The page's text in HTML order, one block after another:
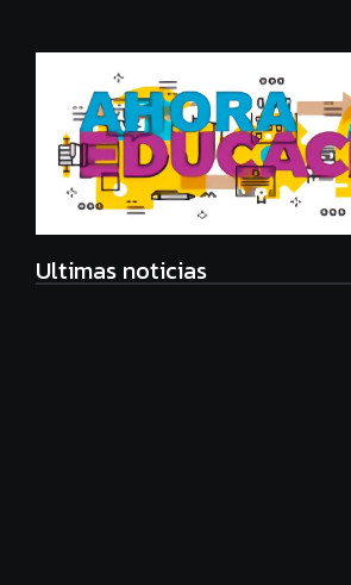
Ultimas noticias